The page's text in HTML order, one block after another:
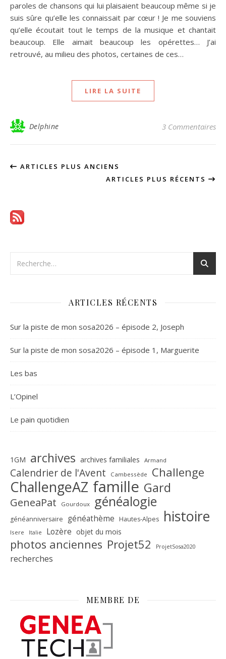
paroles de chansons qui lui plaisaient beaucoup même si je
suis sûre qu’elle les connaissait par cœur ! Je me souviens
qu’elle écoutait tout le temps de la musique et chantait
beaucoup. Elle aimait beaucoup les opérettes… J’ai
retrouvé, au milieu des photos, certaines de ces…
LIRE LA SUITE
Delphine 3 Commentaires
ARTICLES PLUS ANCIENS
ARTICLES PLUS RÉCENTS
ARTICLES RÉCENTS
Sur la piste de mon sosa2026 – épisode 2, Joseph
Sur la piste de mon sosa2026 – épisode 1, Marguerite
Les bas
L’Opinel
Le pain quotidien
1GM archives archives familiales Armand
Calendrier de l'Avent Cambessède Challenge
ChallengeAZ famille Gard
GeneaPat Gourdoux généalogie
généanniversaire généathème Hautes-Alpes histoire
Isere Italie Lozère objet du mois
photos anciennes Projet52 ProjetSosa2020
recherches
MEMBRE DE